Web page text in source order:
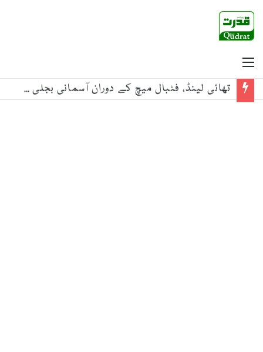
تھائی لینڈ، فٹبال میچ کے دوران آسمانی بجلی گرنے سے ایک کھلاڑی جاں بحق، 12 زخمی